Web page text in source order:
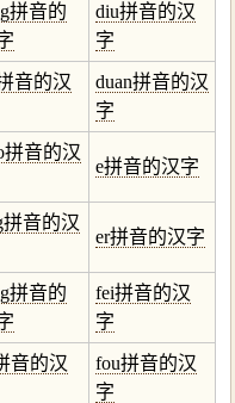
拼音的
diu拼音的汉
字
音的汉
duan拼音的汉
字
拼音的汉
e拼音的汉字
拼音的汉
er拼音的汉字
拼音的
fei拼音的汉
字
音的汉
fou拼音的汉
字